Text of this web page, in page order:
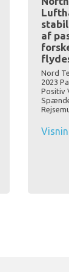
af
Nord
2023
Positiv